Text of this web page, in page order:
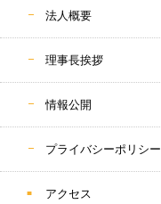
法人概要
理事長挨拶
情報公開
プライバシーポリシー
アクセス